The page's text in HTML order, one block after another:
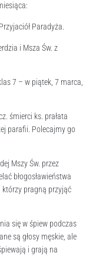
Paradyża.
i Msza Św. z
7 – w piątek, 7 marca,
śmierci ks. prałata
parafii. Polecajmy go
Mszy Św. przez
błogosławieństwa
pragną przyjąć
się w śpiew podczas
są głosy męskie, ale
i grają na